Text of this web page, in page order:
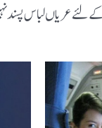
کے لئے عریاں لباس